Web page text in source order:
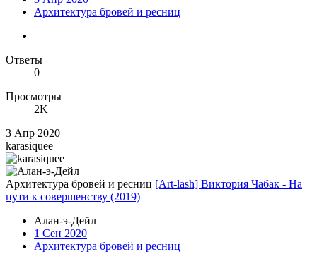
Архитектура бровей и ресниц
Ответы
0
Просмотры
2K
3 Апр 2020
karasiquee
Архитектура бровей и ресниц [Art-lash] Виктория Чабак - На
пути к совершенству (2019)
Алан-э-Дейл
1 Сен 2020
Архитектура бровей и ресниц